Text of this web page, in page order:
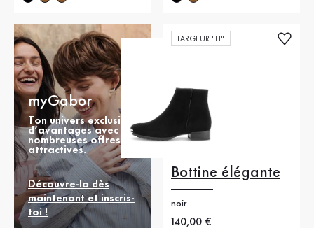
myGabor
Ton univers exclusif
d’avantages avec de
nombreuses offres
attractives.
Découvre-la dès
maintenant et inscris-
toi !
LARGEUR "H"
Bottine élégante
noir
Nouveau prix
140,00 €